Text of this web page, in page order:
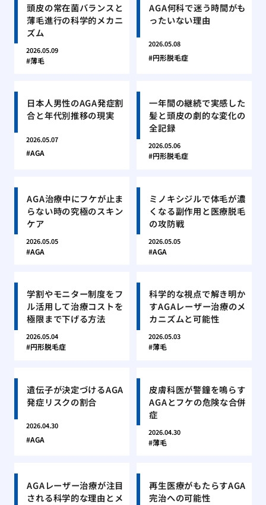
頭皮の常在菌バランスと
薄毛進行の科学的メカニ
ズム
2026.05.09
薄毛
AGA何科で迷う時間がも
ったいない理由
2026.05.08
円形脱毛症
日本人男性のAGA発症割
合と年代別推移の現実
2026.05.07
AGA
一年間の継続で実感した
髪と頭皮の劇的な変化の
全記録
2026.05.06
円形脱毛症
AGA治療中にフケが止ま
らない時の究極のスキン
ケア
2026.05.05
AGA
ミノキシジルで体毛が濃
くなる副作用と医療脱毛
の攻防戦
2026.05.05
AGA
学割やモニター制度をフ
ル活用して治療コストを
極限まで下げる方法
2026.05.04
円形脱毛症
科学的な視点で解き明か
すAGAレーザー治療のメ
カニズムと可能性
2026.05.03
薄毛
遺伝子が決定づけるAGA
発症リスクの割合
2026.04.30
AGA
皮膚科医が警鐘を鳴らす
AGAとフケの危険な合併
症
2026.04.30
薄毛
AGAレーザー治療が注目
される科学的な理由とメ
再生医療がもたらすAGA
完治への可能性